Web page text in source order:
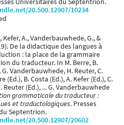
20.500.12907/10234
Kefer, A., Vanderbauwhede, G., &
De la didactique des langues à
: la place de la grammaire
du traducteur. In M. Berre, B.
G. Vanderbauwhede, H. Reuter, C.
(Ed.), B. Costa (Ed.), A. Kefer (Ed.), C.
Reuter (Ed.), ... G. Vanderbauwhede
grammaticale du traducteur :
et traductologiques. Presses
Septentrion.
20.500.12907/20602